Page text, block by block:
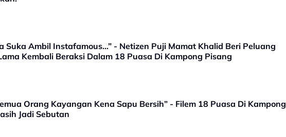
Suka Ambil Instafamous…” - Netizen Puji Mamat Khalid Beri Peluang
Kembali Beraksi Dalam 18 Puasa Di Kampong Pisang
Orang Kayangan Kena Sapu Bersih” - Filem 18 Puasa Di Kampong
Jadi Sebutan